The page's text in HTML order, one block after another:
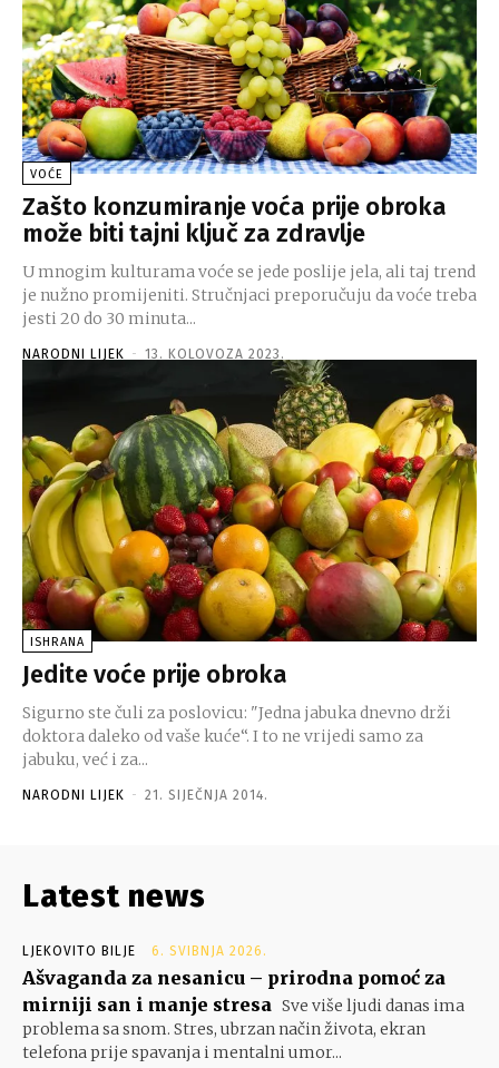
VOĆE
Zašto konzumiranje voća prije obroka
može biti tajni ključ za zdravlje
U mnogim kulturama voće se jede poslije jela, ali taj trend
je nužno promijeniti. Stručnjaci preporučuju da voće treba
jesti 20 do 30 minuta...
NARODNI LIJEK - 13. KOLOVOZA 2023.
ISHRANA
Jedite voće prije obroka
Sigurno ste čuli za poslovicu: "Jedna jabuka dnevno drži
doktora daleko od vaše kuće“. I to ne vrijedi samo za
jabuku, već i za...
NARODNI LIJEK - 21. SIJEČNJA 2014.
Latest news
LJEKOVITO BILJE 6. SVIBNJA 2026.
Ašvaganda za nesanicu – prirodna pomoć za
mirniji san i manje stresa Sve više ljudi danas ima
problema sa snom. Stres, ubrzan način života, ekran
telefona prije spavanja i mentalni umor...